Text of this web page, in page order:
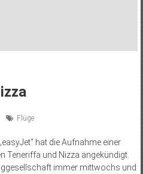
Flüge
hat die Aufnahme einer
Teneriffa und Nizza angekündigt.
immer mittwochs und